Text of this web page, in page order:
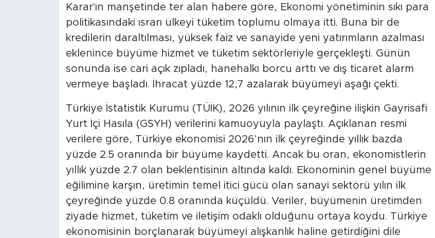
Karar'ın manşetinde ter alan habere göre, Ekonomi yönetiminin sıkı para
politikasındaki ısrarı ülkeyi tüketim toplumu olmaya itti. Buna bir de
kredilerin daraltılması, yüksek faiz ve sanayide yeni yatırımların azalması
eklenince büyüme hizmet ve tüketim sektörleriyle gerçekleşti. Günün
sonunda ise cari açık zıpladı, hanehalkı borcu arttı ve dış ticaret alarm
vermeye başladı. İhracat yüzde 12,7 azalarak büyümeyi aşağı çekti.
Türkiye İstatistik Kurumu (TÜİK), 2026 yılının ilk çeyreğine ilişkin Gayrisafi
Yurt İçi Hasıla (GSYH) verilerini kamuoyuyla paylaştı. Açıklanan resmi
verilere göre, Türkiye ekonomisi 2026’nın ilk çeyreğinde yıllık bazda
yüzde 2.5 oranında bir büyüme kaydetti. Ancak bu oran, ekonomistlerin
yıllık yüzde 2.7 olan beklentisinin altında kaldı. Ekonominin genel büyüme
eğilimine karşın, üretimin temel itici gücü olan sanayi sektörü yılın ilk
çeyreğinde yüzde 0.8 oranında küçüldü. Veriler, büyümenin üretimden
ziyade hizmet, tüketim ve iletişim odaklı olduğunu ortaya koydu. Türkiye
ekonomisinin borçlanarak büyümeyi alışkanlık haline getirdiğini dile